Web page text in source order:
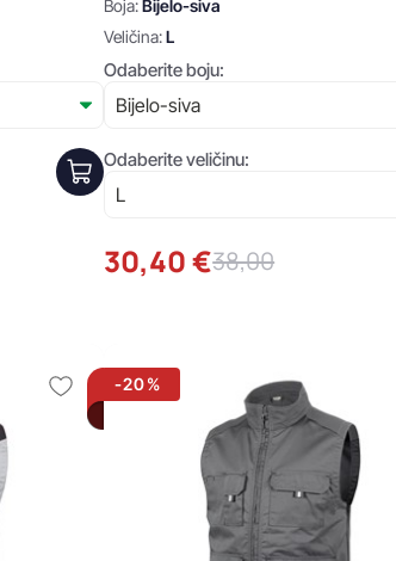
Boja:Bijelo-siva
Veličina:L
Odaberite boju:
Odaberite veličinu:
30,40 €38,00
-20%